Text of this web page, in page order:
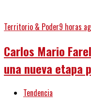
Territorio & Poder9 horas
Carlos Mario
una nueva etapa
Tendencia